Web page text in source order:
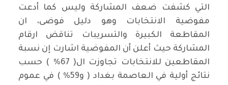
التي كشفت ضعف المشاركة وليس كما أدعت
مفوضية الانتخابات وهو دليل فوضى، ان
المقاطعة الكبيرة والتسريبات تناقض ارقام
المشاركة حيث أعلن أن المفوضية اشارت إن نسبة
المقاطعين للانتخابات تجاوزت ال( 67% ) حسب
نتائج أولية في العاصمة بغداد ( و59% ) في عموم